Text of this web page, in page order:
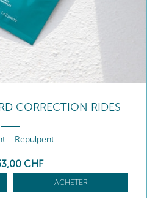
CORRECTION RIDES
- Repulpent
,00 CHF
ACHETER